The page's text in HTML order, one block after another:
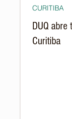
DUQ abre
Curitiba
CURITIBA